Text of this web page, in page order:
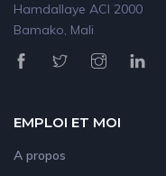
Hamdallaye ACI 2000
Bamako, Mali
EMPLOI ET MOI
A propos